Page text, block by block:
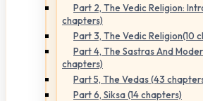
Part 2, The Vedic Religion:
chapters)
Part 3, The Vedic Religion(10
Part 4, The Sastras And
chapters)
Part 5, The Vedas (43
Part 6, Siksa (14 chapters)